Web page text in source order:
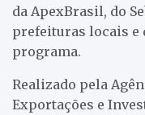
da ApexBrasil, do
prefeituras locais e
programa.
Realizado pela
Exportações e